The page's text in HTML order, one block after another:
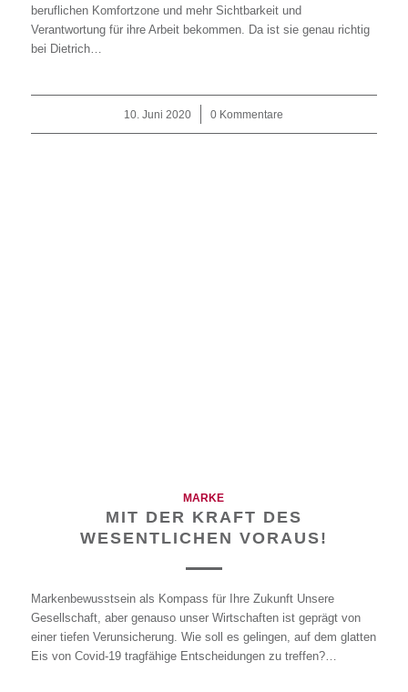
beruflichen Komfortzone und mehr Sichtbarkeit und
Verantwortung für ihre Arbeit bekommen. Da ist sie genau richtig
bei Dietrich…
10. Juni 2020
/ 0 Kommentare
MARKE
MIT DER KRAFT DES
WESENTLICHEN VORAUS!
Markenbewusstsein als Kompass für Ihre Zukunft Unsere
Gesellschaft, aber genauso unser Wirtschaften ist geprägt von
einer tiefen Verunsicherung. Wie soll es gelingen, auf dem glatten
Eis von Covid-19 tragfähige Entscheidungen zu treffen?…